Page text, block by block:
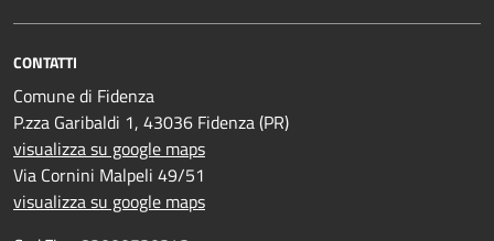
CONTATTI
Comune di Fidenza
P.zza Garibaldi 1, 43036 Fidenza (PR)
visualizza su google maps
Via Cornini Malpeli 49/51
visualizza su google maps